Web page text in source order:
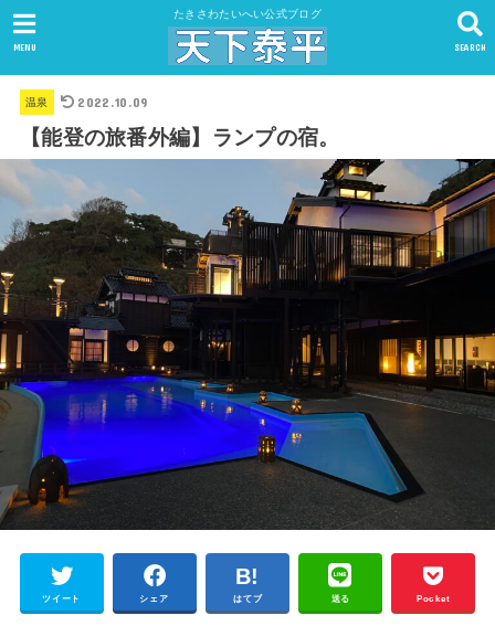
たきさわたいへい公式ブログ
SEARCH
MENU
温泉 2022.10.09
【能登の旅番外編】ランプの宿。
ツイート シェア はてブ 送る Pocket